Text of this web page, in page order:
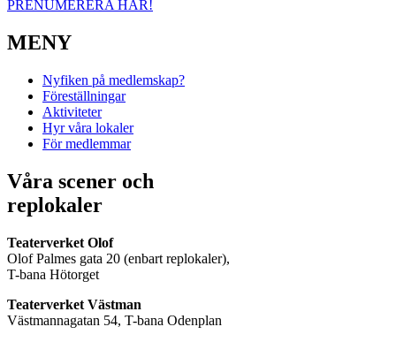
PRENUMERERA HÄR!
MENY
Nyfiken på medlemskap?
Föreställningar
Aktiviteter
Hyr våra lokaler
För medlemmar
Våra scener och
replokaler
Teaterverket Olof
Olof Palmes gata 20 (enbart replokaler),
T-bana Hötorget
Teaterverket Västman
Västmannagatan 54, T-bana Odenplan